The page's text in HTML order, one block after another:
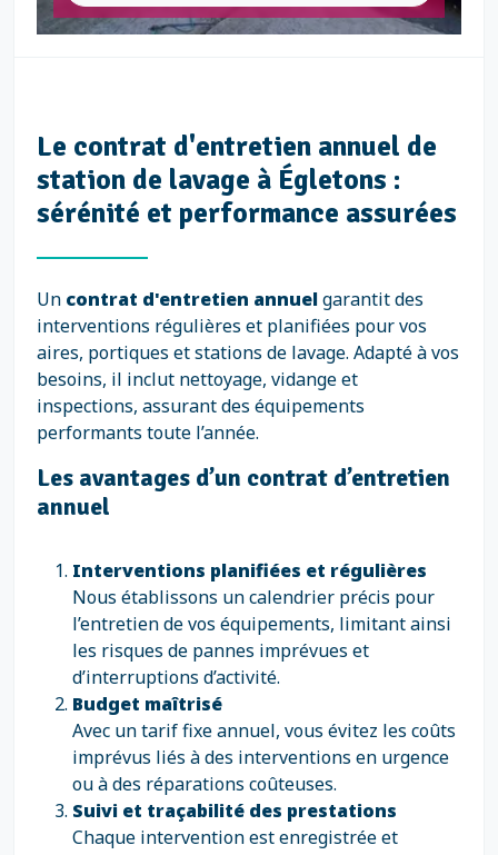
Le contrat d'entretien annuel de
station de lavage à Égletons :
sérénité et performance assurées
Un contrat d'entretien annuelgarantit des
interventions régulières et planifiées pour vos
aires, portiques et stations de lavage. Adapté à vos
besoins, il inclut nettoyage, vidange et
inspections, assurant des équipements
performants toute l’année.
Les avantages d’un contrat d’entretien
annuel
Interventions planifiées et régulières
Nous établissons un calendrier précis pour
l’entretien de vos équipements, limitant ainsi
les risques de pannes imprévues et
d’interruptions d’activité.
Budget maîtrisé
Avec un tarif fixe annuel, vous évitez les coûts
imprévus liés à des interventions en urgence
ou à des réparations coûteuses.
Suivi et traçabilité des prestations
Chaque intervention est enregistrée et